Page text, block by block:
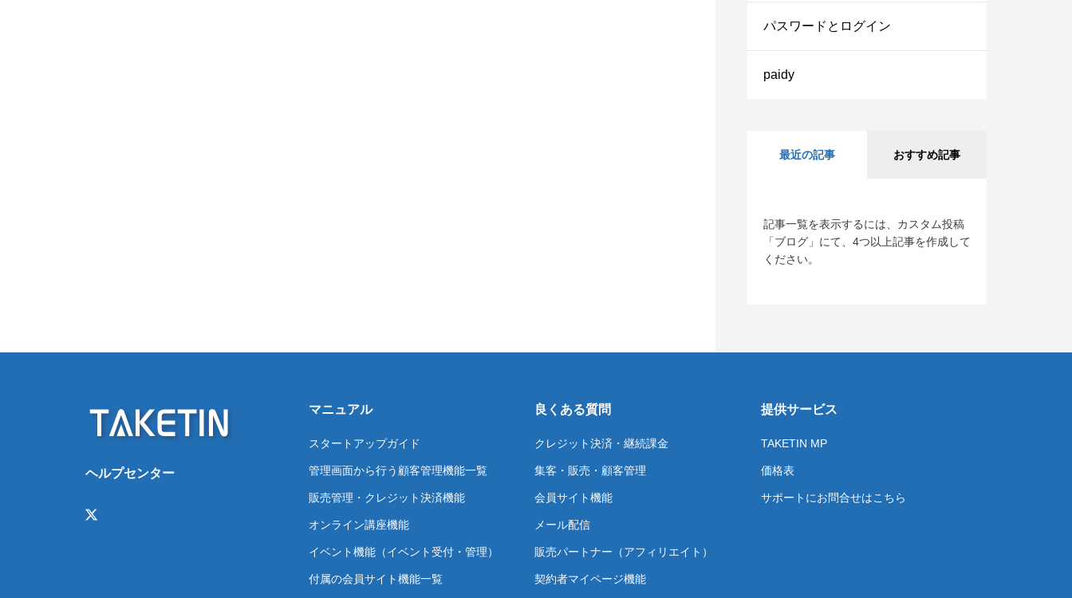
パスワードとログイン
paidy
最近の記事 おすすめ記事
記事一覧を表示するには、カスタム投稿
「ブログ」にて、4つ以上記事を作成して
ください。
マニュアル
スタートアップガイド
管理画面から行う顧客管理機能一覧
販売管理・クレジット決済機能
オンライン講座機能
イベント機能（イベント受付・管理）
付属の会員サイト機能一覧
良くある質問
クレジット決済・継続課金
集客・販売・顧客管理
会員サイト機能
メール配信
販売パートナー（アフィリエイト）
契約者マイページ機能
提供サービス
TAKETIN MP
価格表
サポートにお問合せはこちら
ヘルプセンター